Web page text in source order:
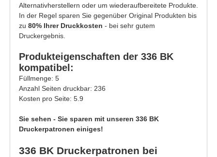
Alternativherstellern oder um wiederaufbereitete Produkte.
In der Regel sparen Sie gegenüber Original Produkten bis
zu 80% Ihrer Druckkosten - bei sehr gutem
Druckergebnis.
Produkteigenschaften der 336 BK
kompatibel:
Füllmenge: 5
Anzahl Seiten druckbar: 236
Kosten pro Seite: 5.9
Sie sehen - Sie sparen mit unseren 336 BK
Druckerpatronen einiges!
336 BK Druckerpatronen bei